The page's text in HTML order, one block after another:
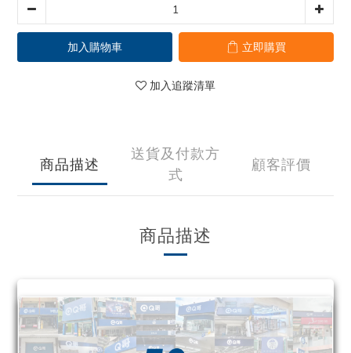
加入購物車 立即購買
加入追蹤清單
商品描述
送貨及付款方
式
顧客評價
商品描述